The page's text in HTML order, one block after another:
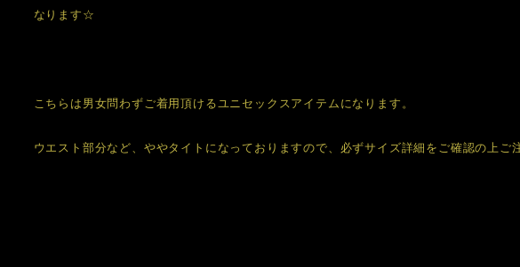
なります☆
こちらは男女問わずご着用頂けるユニセックスアイテムになります。
ウエスト部分など、ややタイトになっておりますので、必ずサイズ詳細をご確認の上ご